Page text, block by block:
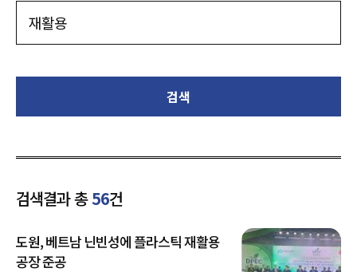
검색
검색결과 총56건
도원, 베트남 닌빈성에 플라스틱 재활용
공장 준공